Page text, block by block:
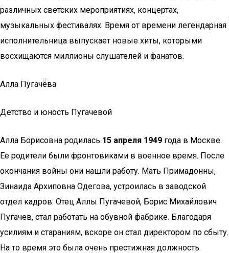
различных светских мероприятиях, концертах,
музыкальных фестивалях. Время от времени легендарная
исполнительница выпускает новые хиты, которыми
восхищаются миллионы слушателей и фанатов.
Алла Пугачёва
Детство и юность Пугачевой
Алла Борисовна родилась 15 апреля 1949 года в Москве.
Ее родители были фронтовиками в военное время. После
окончания войны они нашли работу. Мать Примадонны,
Зинаида Архиповна Одегова, устроилась в заводской
отдел кадров. Отец Аллы Пугачевой, Борис Михайлович
Пугачев, стал работать на обувной фабрике. Благодаря
усилиям и стараниям, вскоре он стал директором по сбыту.
На то время это была очень престижная должность.